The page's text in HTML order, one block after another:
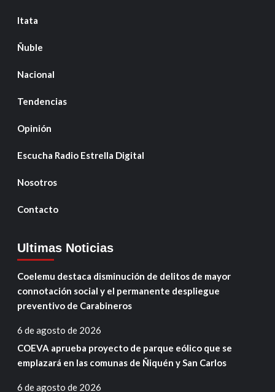
Itata
Ñuble
Nacional
Tendencias
Opinión
Escucha Radio Estrella Digital
Nosotros
Contacto
Ultimas Noticias
Coelemu destaca disminución de delitos de mayor
connotación social y el permanente despliegue
preventivo de Carabineros
6 de agosto de 2026
COEVA aprueba proyecto de parque eólico que se
emplazará en las comunas de Ñiquén y San Carlos
6 de agosto de 2026